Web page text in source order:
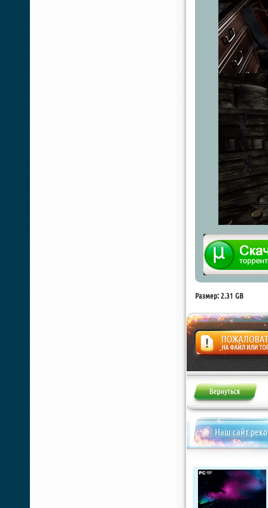
Размер: 2.31 GB
Жалоба
Наш сайт